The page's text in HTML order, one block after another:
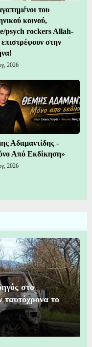
του
κοινού,
psych rockers Allah-
στην
2026
Αδαμαντίδης -
Από Εκδίκηση»
2026
στο
ταυτόχρονα το